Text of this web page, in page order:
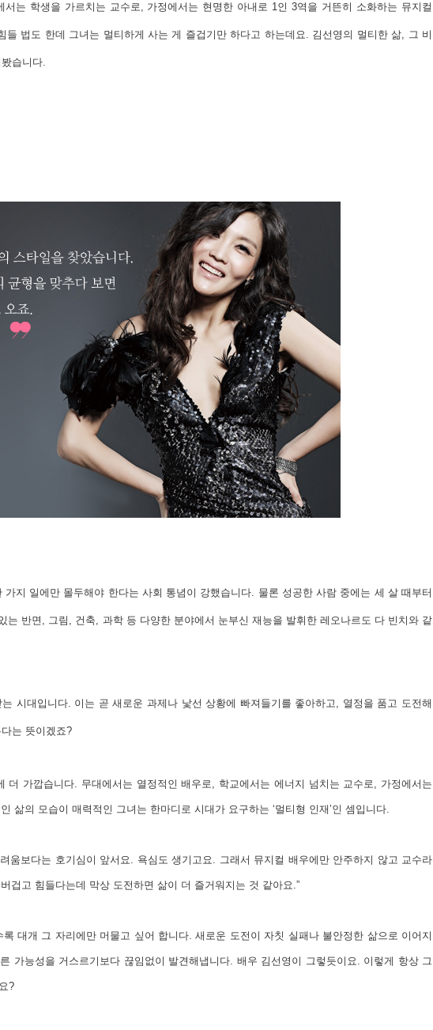
는 학생을 가르치는 교수로, 가정에서는 현명한 아내로 1인 3역을 거뜬히 소화하는 뮤지컬
법도 한데 그녀는 멀티하게 사는 게 즐겁기만 하다고 하는데요. 김선영의 멀티한 삶, 그 비
습니다.
가지 일에만 몰두해야 한다는 사회 통념이 강했습니다. 물론 성공한 사람 중에는 세 살 때부터
는 반면, 그림, 건축, 과학 등 다양한 분야에서 눈부신 재능을 발휘한 레오나르도 다 빈치와 같
시대입니다. 이는 곧 새로운 과제나 낯선 상황에 빠져들기를 좋아하고, 열정을 품고 도전해
는 뜻이겠죠?
더 가깝습니다. 무대에서는 열정적인 배우로, 학교에서는 에너지 넘치는 교수로, 가정에서는
삶의 모습이 매력적인 그녀는 한마디로 시대가 요구하는 ‘멀티형 인재’인 셈입니다.
움보다는 호기심이 앞서요. 욕심도 생기고요. 그래서 뮤지컬 배우에만 안주하지 않고 교수라
겁고 힘들다는데 막상 도전하면 삶이 더 즐거워지는 것 같아요.”
대개 그 자리에만 머물고 싶어 합니다. 새로운 도전이 자칫 실패나 불안정한 삶으로 이어지
가능성을 거스르기보다 끊임없이 발견해냅니다. 배우 김선영이 그렇듯이요. 이렇게 항상 그
?